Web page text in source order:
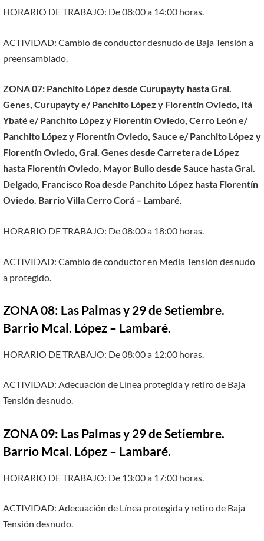
HORARIO DE TRABAJO: De 08:00 a 14:00 horas.
ACTIVIDAD: Cambio de conductor desnudo de Baja Tensión a
preensamblado.
ZONA 07: Panchito López desde Curupayty hasta Gral.
Genes, Curupayty e/ Panchito López y Florentín Oviedo, Itá
Ybaté e/ Panchito López y Florentín Oviedo, Cerro León e/
Panchito López y Florentín Oviedo, Sauce e/ Panchito López y
Florentín Oviedo, Gral. Genes desde Carretera de López
hasta Florentín Oviedo, Mayor Bullo desde Sauce hasta Gral.
Delgado, Francisco Roa desde Panchito López hasta Florentín
Oviedo. Barrio Villa Cerro Corá – Lambaré.
HORARIO DE TRABAJO: De 08:00 a 18:00 horas.
ACTIVIDAD: Cambio de conductor en Media Tensión desnudo
a protegido.
ZONA 08: Las Palmas y 29 de Setiembre.
Barrio Mcal. López – Lambaré.
HORARIO DE TRABAJO: De 08:00 a 12:00 horas.
ACTIVIDAD: Adecuación de Línea protegida y retiro de Baja
Tensión desnudo.
ZONA 09: Las Palmas y 29 de Setiembre.
Barrio Mcal. López – Lambaré.
HORARIO DE TRABAJO: De 13:00 a 17:00 horas.
ACTIVIDAD: Adecuación de Línea protegida y retiro de Baja
Tensión desnudo.